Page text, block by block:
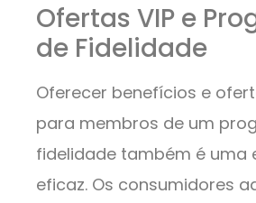
Ofertas VIP e
de Fidelidade
Oferecer benefícios e
para membros de um
fidelidade também é uma
eficaz. Os consumidores